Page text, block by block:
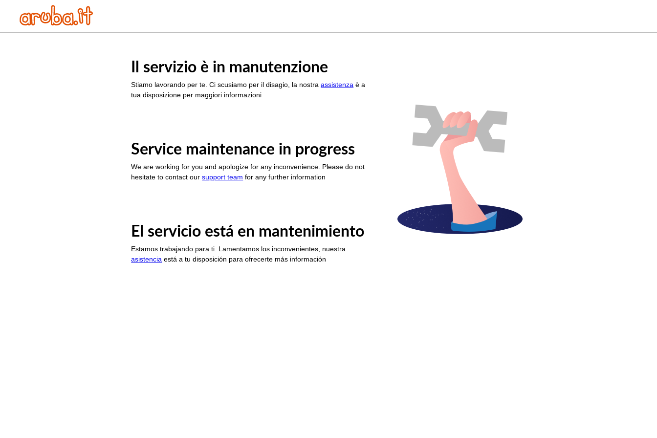
Il servizio è in manutenzione
Stiamo lavorando per te. Ci scusiamo per il disagio, la nostraassistenza è a
tua disposizione per maggiori informazioni
Service maintenance in progress
We are working for you and apologize for any inconvenience. Please do not
hesitate to contact oursupport team for any further information
El servicio está en mantenimiento
Estamos trabajando para ti. Lamentamos los inconvenientes, nuestra
asistencia está a tu disposición para ofrecerte más información